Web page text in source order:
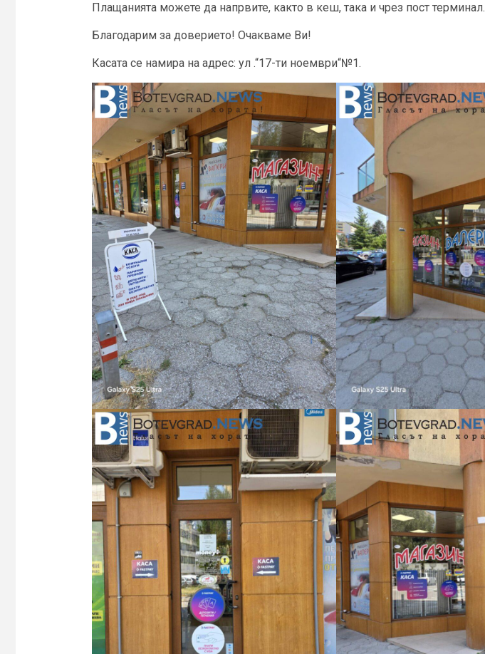
Плащанията можете да напрвите, както в кеш, така и чрез пост терминал.
Благодарим за доверието! Очакваме Ви!
Касата се намира на адрес: ул .“17-ти ноември“№1.